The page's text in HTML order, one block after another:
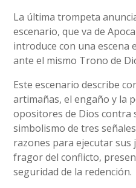
La última trompeta
escenario, que va de
introduce con una escena
ante el mismo Trono de
Este escenario describe
artimañas, el engaño y la
opositores de Dios contra
simbolismo de tres
razones para ejecutar sus
fragor del conflicto,
seguridad de la redención.